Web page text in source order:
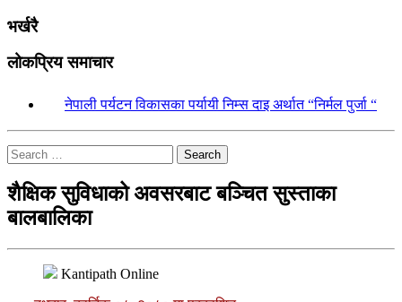
भर्खरै
लोकप्रिय समाचार
नेपाली पर्यटन विकासका पर्यायी निम्स दाइ अर्थात “निर्मल पुर्जा “
Search
शैक्षिक सुविधाको अवसरबाट बञ्चित सुस्ताका
बालबालिका
Kantipath Online